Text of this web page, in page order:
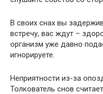
В своих снах вы
встречу, вас ждут –
организм уже давно
игнорируете.
Неприятности из-за
Толкователь снов